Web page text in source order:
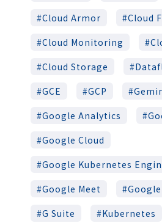
Cloud Armor
Cloud
Cloud Monitoring
Cloud Storage
GCE
GCP
Google Analytics
Google Cloud
Google Kubernetes
Google Meet
G Suite
Kubernetes